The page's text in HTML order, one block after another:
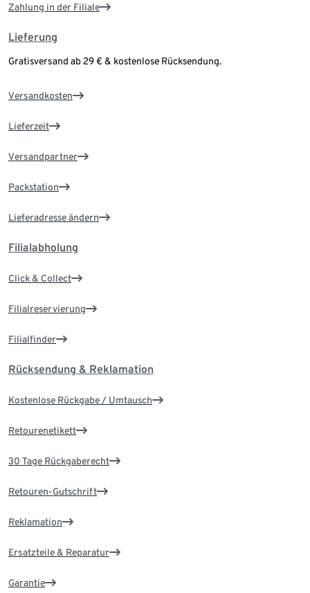
Zahlung in der Filiale
Lieferung
Gratisversand ab 29 € & kostenlose Rücksendung.
Versandkosten
Lieferzeit
Versandpartner
Packstation
Lieferadresse ändern
Filialabholung
Click & Collect
Filialreservierung
Filialfinder
Rücksendung & Reklamation
Kostenlose Rückgabe / Umtausch
Retourenetikett
30 Tage Rückgaberecht
Retouren-Gutschrift
Reklamation
Ersatzteile & Reparatur
Garantie